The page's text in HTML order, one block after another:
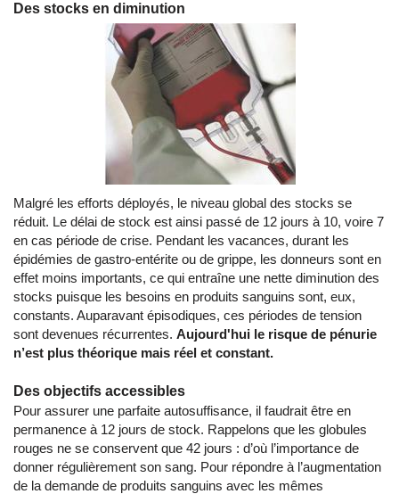
Des stocks en diminution
Malgré les efforts déployés, le niveau global des stocks se
réduit. Le délai de stock est ainsi passé de 12 jours à 10, voire 7
en cas période de crise. Pendant les vacances, durant les
épidémies de gastro-entérite ou de grippe, les donneurs sont en
effet moins importants, ce qui entraîne une nette diminution des
stocks puisque les besoins en produits sanguins sont, eux,
constants. Auparavant épisodiques, ces périodes de tension
sont devenues récurrentes. Aujourd'hui le risque de pénurie
n’est plus théorique mais réel et constant.
Des objectifs accessibles
Pour assurer une parfaite autosuffisance, il faudrait être en
permanence à 12 jours de stock. Rappelons que les globules
rouges ne se conservent que 42 jours : d’où l’importance de
donner régulièrement son sang. Pour répondre à l’augmentation
de la demande de produits sanguins avec les mêmes